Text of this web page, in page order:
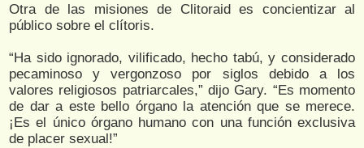
Otra de las misiones de Clitoraid es concientizar al
público sobre el clítoris.
“Ha sido ignorado, vilificado, hecho tabú, y considerado
pecaminoso y vergonzoso por siglos debido a los
valores religiosos patriarcales,” dijo Gary. “Es momento
de dar a este bello órgano la atención que se merece.
¡Es el único órgano humano con una función exclusiva
de placer sexual!”